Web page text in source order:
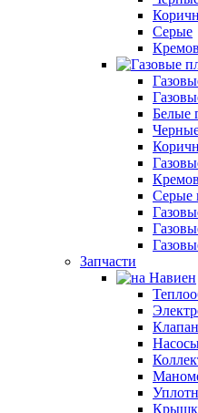
Серые
Белые
Серые
Запчасти